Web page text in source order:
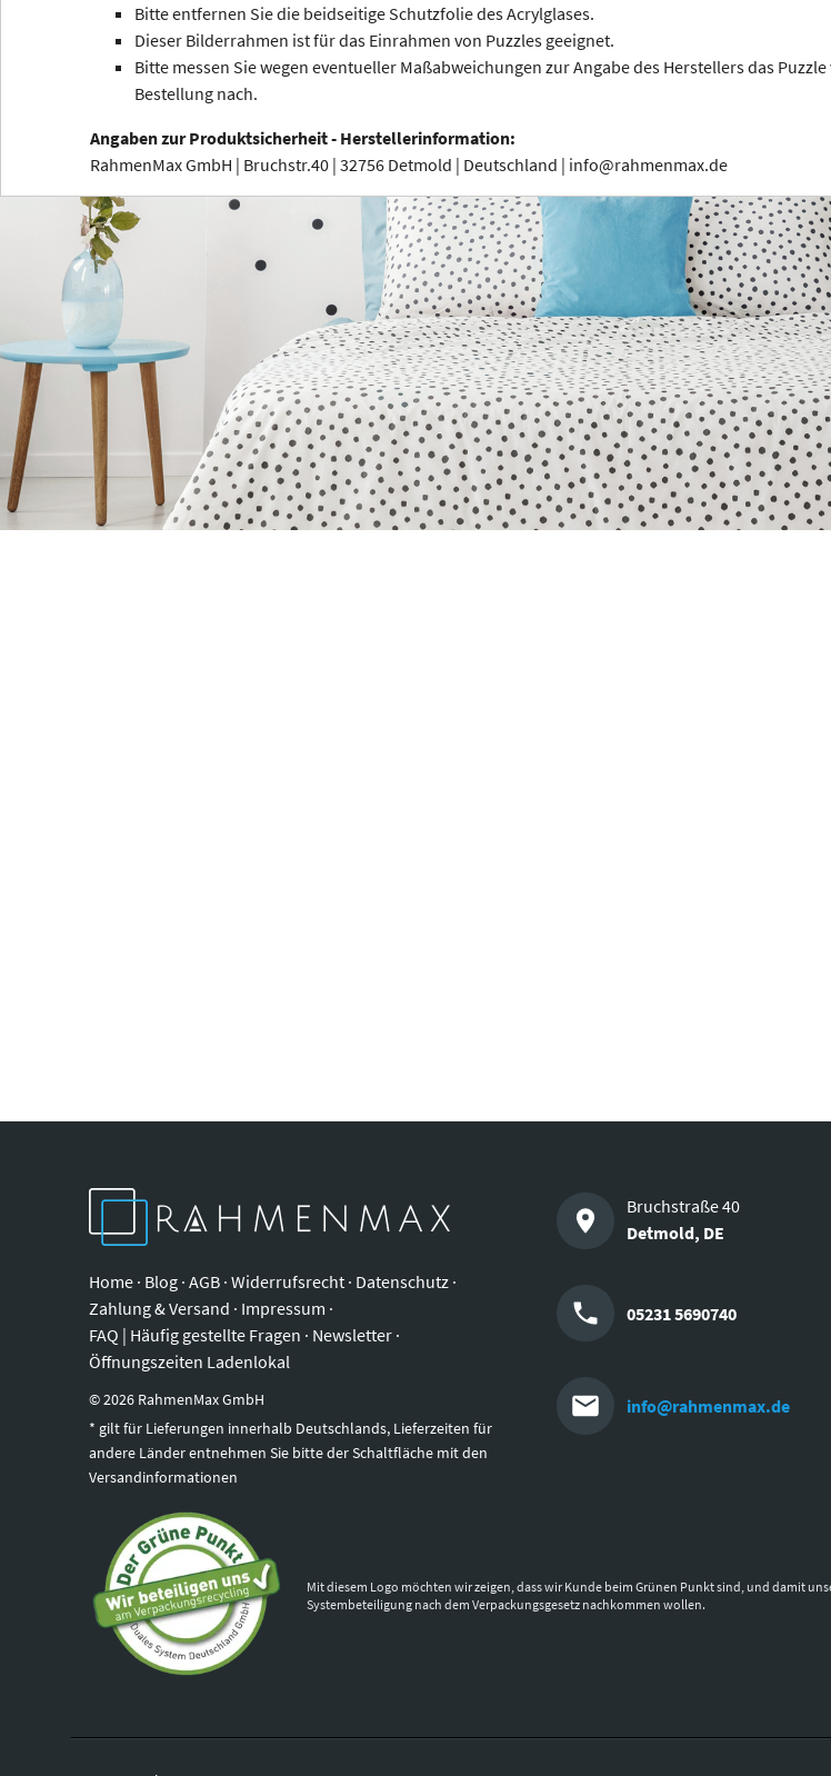
Bitte entfernen Sie die beidseitige Schutzfolie des Acrylglases.
Dieser Bilderrahmen ist für das Einrahmen von Puzzles geeignet.
Bitte messen Sie wegen eventueller Maßabweichungen zur Angabe des Herstellers das
Bestellung nach.
Angaben zur Produktsicherheit - Herstellerinformation:
RahmenMax GmbH | Bruchstr.40 | 32756 Detmold | Deutschland | info@rahmenmax.de
Home · Blog · AGB · Widerrufsrecht · Datenschutz ·
Zahlung & Versand · Impressum ·
FAQ | Häufig gestellte Fragen · Newsletter ·
Öffnungszeiten Ladenlokal
©2026 RahmenMax GmbH
* gilt für Lieferungen innerhalb Deutschlands, Lieferzeiten für
andere Länder entnehmen Sie bitte der Schaltfläche mit den
Versandinformationen
Bruchstraße 40
Detmold, DE
05231 5690740
info@rahmenmax.de
Mit diesem Logo möchten wir zeigen, dass wir Kunde beim Grünen Punkt sind, und damit
Systembeteiligung nach dem Verpackungsgesetz nachkommen wollen.